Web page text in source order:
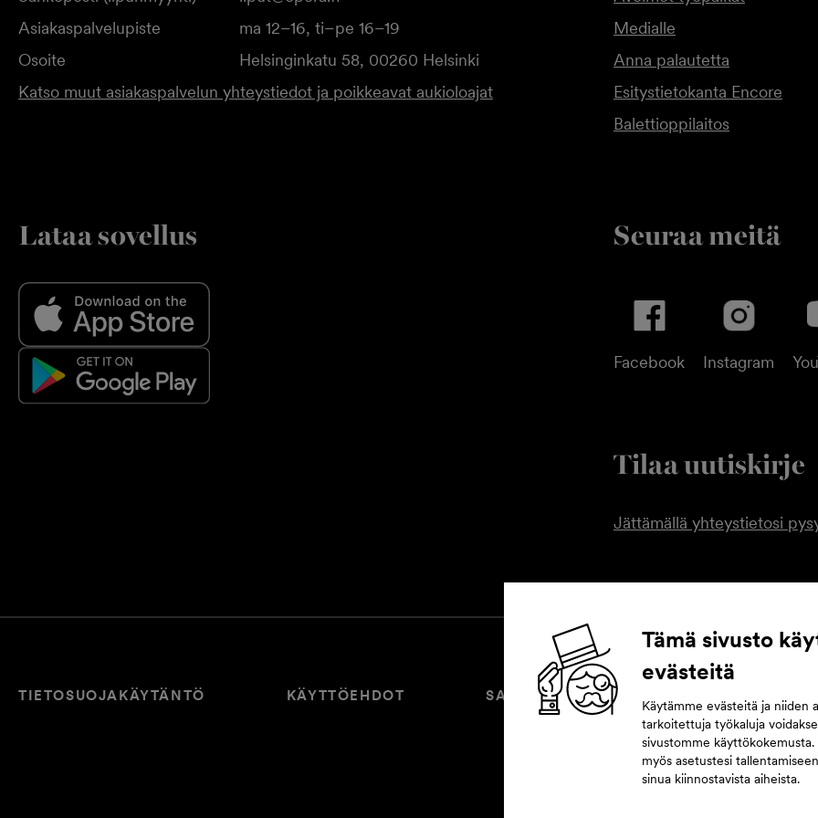
Asiakaspalvelupiste
ma 12–16, ti–pe 16–19
Osoite
Helsinginkatu 58, 00260 Helsinki
Katso muut asiakaspalvelun yhteystiedot ja poikkeavat aukioloajat
Medialle
Anna palautetta
Esitystietokanta Encore
Balettioppilaitos
Lataa sovellus Seuraa meitä
Facebook Instagram
Tilaa uutiskirje
Jättämällä yhteystietosi
TIETOSUOJAKÄYTÄNTÖ KÄYTTÖEHDOT SAAVUTETTAVUUSSELOSTE
Tämä sivusto
evästeitä
Käytämme evästeitä ja niiden
tarkoitettuja työkaluja
sivustomme
myös asetustesi
sinua kiinnostavista aiheista.